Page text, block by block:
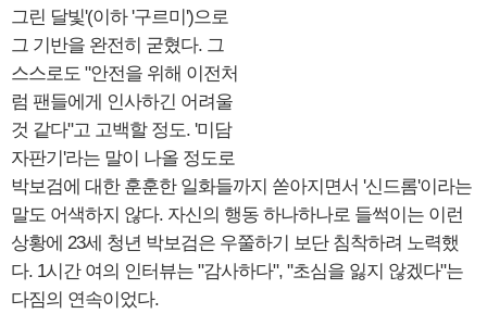
그린 달빛'(이하 '구르미')으로
그 기반을 완전히 굳혔다. 그
스스로도 "안전을 위해 이전처
럼 팬들에게 인사하긴 어려울
것 같다"고 고백할 정도. '미담
자판기'라는 말이 나올 정도로
박보검에 대한 훈훈한 일화들까지 쏟아지면서 '신드롬'이라는
말도 어색하지 않다. 자신의 행동 하나하나로 들썩이는 이런
상황에 23세 청년 박보검은 우쭐하기 보단 침착하려 노력했
다. 1시간 여의 인터뷰는 "감사하다", "초심을 잃지 않겠다"는
다짐의 연속이었다.